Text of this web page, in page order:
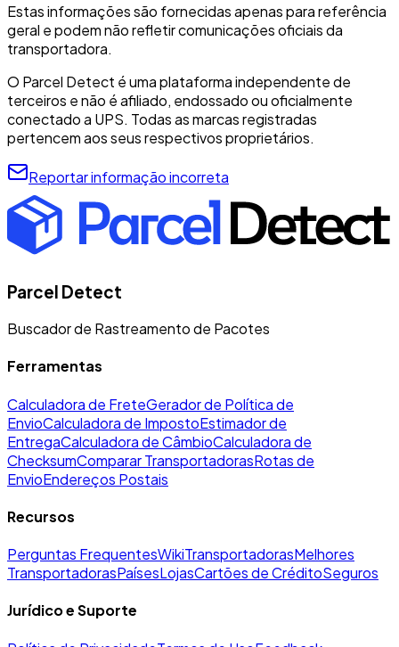
Estas informações são fornecidas apenas para referência
geral e podem não refletir comunicações oficiais da
transportadora.
O Parcel Detect é uma plataforma independente de
terceiros e não é afiliado, endossado ou oficialmente
conectado a UPS. Todas as marcas registradas
pertencem aos seus respectivos proprietários.
Reportar informação incorreta
Parcel Detect
Buscador de Rastreamento de Pacotes
Ferramentas
Calculadora de FreteGerador de Política de
EnvioCalculadora de ImpostoEstimador de
EntregaCalculadora de CâmbioCalculadora de
ChecksumComparar TransportadorasRotas de
EnvioEndereços Postais
Recursos
Perguntas FrequentesWikiTransportadorasMelhores
TransportadorasPaísesLojasCartões de CréditoSeguros
Jurídico e Suporte